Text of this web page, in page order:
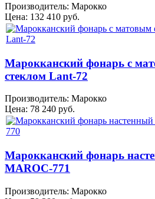
Производитель: Марокко
Цена: 132 410 руб.
Марокканский фонарь с
стеклом Lant-72
Производитель: Марокко
Цена: 78 240 руб.
Марокканский фонарь
MAROC-771
Производитель: Марокко